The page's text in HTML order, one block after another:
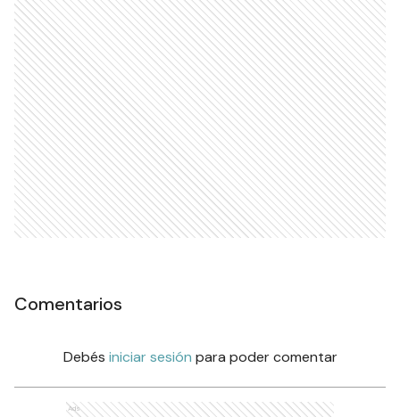
Comentarios
Debés iniciar sesión para poder comentar
Ads